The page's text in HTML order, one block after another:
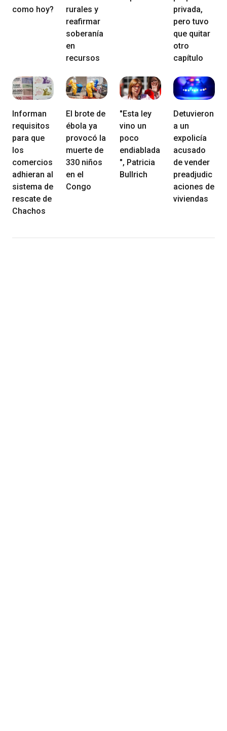
como hoy?
rurales y
reafirmar
soberanía
en
recursos
privada,
pero tuvo
que quitar
otro
capítulo
Informan
requisitos
para que
los
comercios
adhieran al
sistema de
rescate de
Chachos
El brote de
ébola ya
provocó la
muerte de
330 niños
en el
Congo
"Esta ley
vino un
poco
endiablada
", Patricia
Bullrich
Detuvieron
a un
expolicía
acusado
de vender
preadjudic
aciones de
viviendas